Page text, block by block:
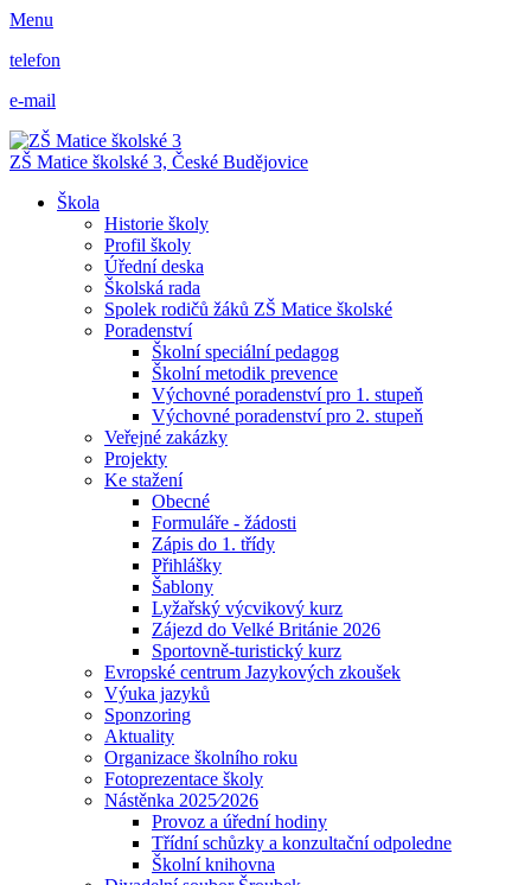
Menu
telefon
e-mail
ZŠ Matice školské 3, České Budějovice
Škola
Historie školy
Profil školy
Úřední deska
Školská rada
Spolek rodičů žáků ZŠ Matice školské
Poradenství
Školní speciální pedagog
Školní metodik prevence
Výchovné poradenství pro 1. stupeň
Výchovné poradenství pro 2. stupeň
Veřejné zakázky
Projekty
Ke stažení
Obecné
Formuláře - žádosti
Zápis do 1. třídy
Přihlášky
Šablony
Lyžařský výcvikový kurz
Zájezd do Velké Británie 2026
Sportovně-turistický kurz
Evropské centrum Jazykových zkoušek
Výuka jazyků
Sponzoring
Aktuality
Organizace školního roku
Fotoprezentace školy
Nástěnka 2025⁄2026
Provoz a úřední hodiny
Třídní schůzky a konzultační odpoledne
Školní knihovna